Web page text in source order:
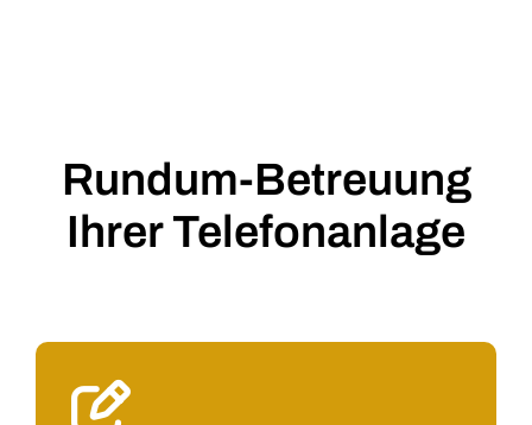
Rundum-Betreuung
Ihrer Telefonanlage